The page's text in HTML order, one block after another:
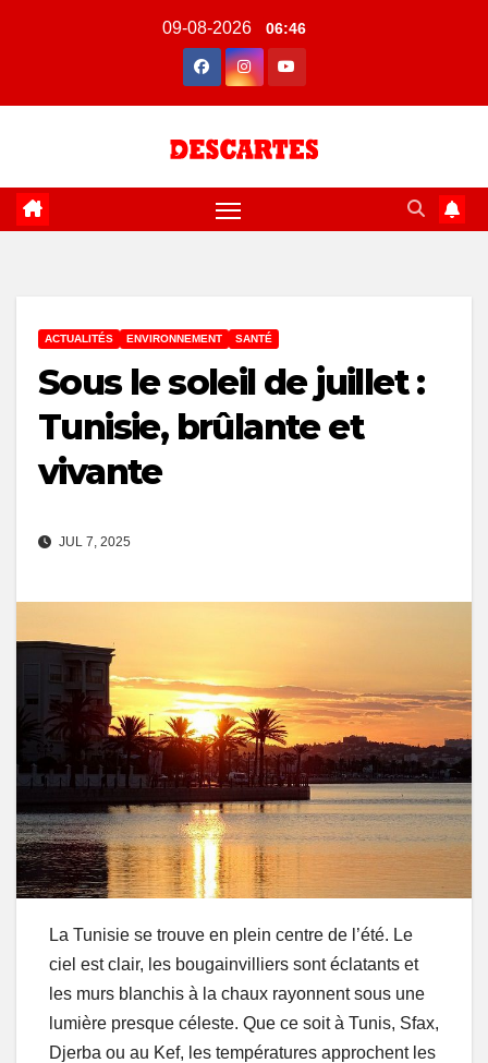
09-08-2026 06:46
ACTUALITÉS ENVIRONNEMENT SANTÉ
Sous le soleil de juillet :
Tunisie, brûlante et
vivante
JUL 7, 2025
La Tunisie se trouve en plein centre de l’été. Le
ciel est clair, les bougainvilliers sont éclatants et
les murs blanchis à la chaux rayonnent sous une
lumière presque céleste. Que ce soit à Tunis, Sfax,
Djerba ou au Kef, les températures approchent les